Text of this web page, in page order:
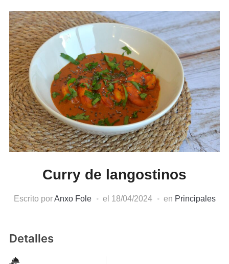
Curry de langostinos
Escrito porAnxo Fole el 18/04/2024 en Principales
Detalles